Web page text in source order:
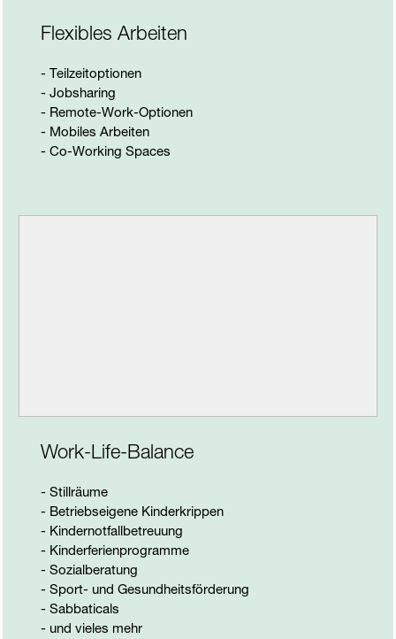
Flexibles Arbeiten
- Teilzeitoptionen
- Jobsharing
- Remote-Work-Optionen
- Mobiles Arbeiten
- Co-Working Spaces
Work-Life-Balance
- Stillräume
- Betriebseigene Kinderkrippen
- Kindernotfallbetreuung
- Kinderferienprogramme
- Sozialberatung
- Sport- und Gesundheitsförderung
- Sabbaticals
- und vieles mehr